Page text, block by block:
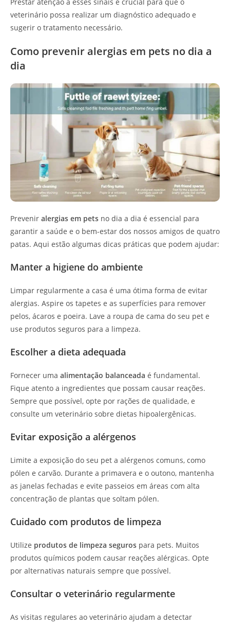
Prestar atenção a esses sinais é crucial para que o
veterinário possa realizar um diagnóstico adequado e
sugerir o tratamento necessário.
Como prevenir alergias em pets no dia a
dia
Prevenir alergias em pets no dia a dia é essencial para
garantir a saúde e o bem-estar dos nossos amigos de quatro
patas. Aqui estão algumas dicas práticas que podem ajudar:
Manter a higiene do ambiente
Limpar regularmente a casa é uma ótima forma de evitar
alergias. Aspire os tapetes e as superfícies para remover
pelos, ácaros e poeira. Lave a roupa de cama do seu pet e
use produtos seguros para a limpeza.
Escolher a dieta adequada
Fornecer uma alimentação balanceada é fundamental.
Fique atento a ingredientes que possam causar reações.
Sempre que possível, opte por rações de qualidade, e
consulte um veterinário sobre dietas hipoalergênicas.
Evitar exposição a alérgenos
Limite a exposição do seu pet a alérgenos comuns, como
pólen e carvão. Durante a primavera e o outono, mantenha
as janelas fechadas e evite passeios em áreas com alta
concentração de plantas que soltam pólen.
Cuidado com produtos de limpeza
Utilize produtos de limpeza seguros para pets. Muitos
produtos químicos podem causar reações alérgicas. Opte
por alternativas naturais sempre que possível.
Consultar o veterinário regularmente
As visitas regulares ao veterinário ajudam a detectar